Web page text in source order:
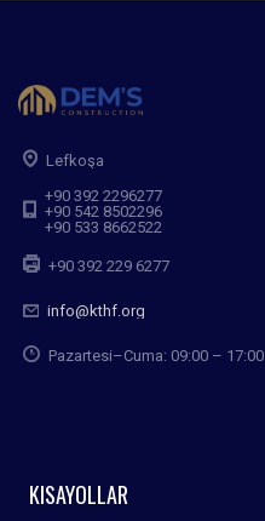
Lefkoşa
+90 392 2296277
+90 542 8502296
+90 533 8662522
+90 392 229 6277
info@kthf.org
Pazartesi–Cuma: 09:00 – 17:00
KISAYOLLAR